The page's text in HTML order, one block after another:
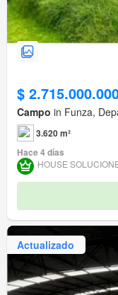
$
Campo in Funza,
3.620 m²
Hace 4 días
HOUSE
Actualizado